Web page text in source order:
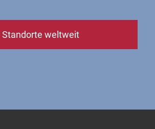
Standorte weltweit